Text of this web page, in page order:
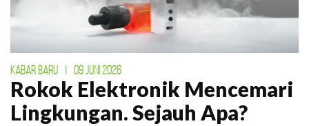
KABAR BARU 09 JUNI 2026
Rokok Elektronik Mencemari
Lingkungan. Sejauh Apa?